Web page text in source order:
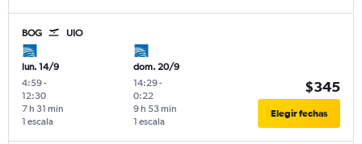
BOG UIO
lun. 14/9
4:59-
12:30
1 escala
7 h 31 min
dom. 20/9
14:29-
0:22
1 escala
9 h 53 min
$345
Elegir fechas